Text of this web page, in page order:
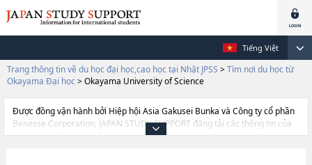
Tiếng Việt
Trang thông tin về du học đại học,cao học tại Nhật JPSS > Tìm nơi du học từ
Okayama Đại học > Okayama University of Science
Được đồng vận hành bởi Hiệp hội Asia Gakusei Bunka và Công ty cổ phần
Benesse Corporation, JAPAN STUDY SUPPORT đăng tải các thông tin của
khoảng 1.300 trường đại học, cao học, trường đại học ngắn hạn, trường